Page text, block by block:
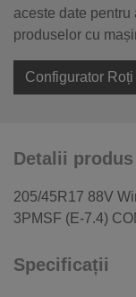
aceste date
produselor cu
Configurator
Detalii produs
205/45R17 88V
3PMSF (E-7.4)
Specificații